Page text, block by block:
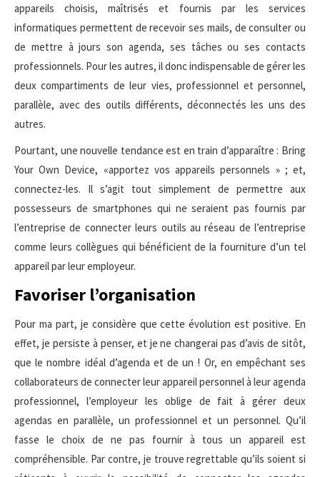
appareils choisis, maîtrisés et fournis par les services
informatiques permettent de recevoir ses mails, de consulter ou
de mettre à jours son agenda, ses tâches ou ses contacts
professionnels. Pour les autres, il donc indispensable de gérer les
deux compartiments de leur vies, professionnel et personnel,
parallèle, avec des outils différents, déconnectés les uns des
autres.
Pourtant, une nouvelle tendance est en train d’apparaître : Bring
Your Own Device, «apportez vos appareils personnels » ; et,
connectez-les. Il s’agit tout simplement de permettre aux
possesseurs de smartphones qui ne seraient pas fournis par
l’entreprise de connecter leurs outils au réseau de l’entreprise
comme leurs collègues qui bénéficient de la fourniture d’un tel
appareil par leur employeur.
Favoriser l’organisation
Pour ma part, je considère que cette évolution est positive. En
effet, je persiste à penser, et je ne changerai pas d’avis de sitôt,
que le nombre idéal d’agenda et de un ! Or, en empêchant ses
collaborateurs de connecter leur appareil personnel à leur agenda
professionnel, l’employeur les oblige de fait à gérer deux
agendas en parallèle, un professionnel et un personnel. Qu’il
fasse le choix de ne pas fournir à tous un appareil est
compréhensible. Par contre, je trouve regrettable qu’ils soient si